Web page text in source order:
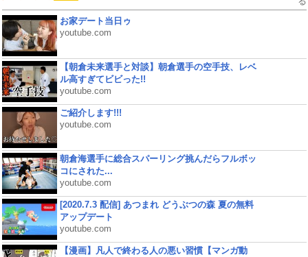
お家デート当日ゥ
youtube.com
【朝倉未来選手と対談】朝倉選手の空手技、レベ
ル高すぎてビビった!!
youtube.com
ご紹介します!!!
youtube.com
朝倉海選手に総合スパーリング挑んだらフルボッ
コにされた...
youtube.com
[2020.7.3 配信] あつまれ どうぶつの森 夏の無料
アップデート
youtube.com
【漫画】凡人で終わる人の悪い習慣【マンガ動